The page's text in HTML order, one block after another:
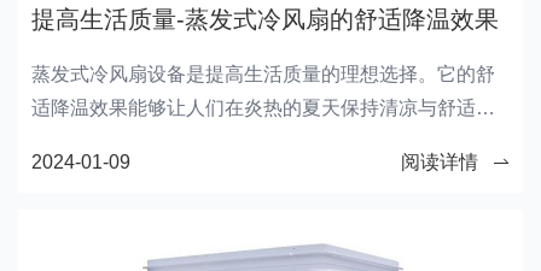
提高生活质量-蒸发式冷风扇的舒适降温效果
蒸发式冷风扇设备是提高生活质量的理想选择。它的舒
适降温效果能够让人们在炎热的夏天保持清凉与舒适，
扇设备的能效高、安装和维护成本低以及净化空气的功
2024-01-09 阅读详情